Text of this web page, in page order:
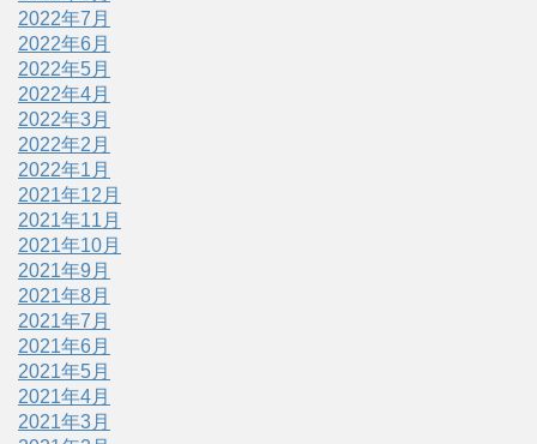
2022年7月
2022年6月
2022年5月
2022年4月
2022年3月
2022年2月
2022年1月
2021年12月
2021年11月
2021年10月
2021年9月
2021年8月
2021年7月
2021年6月
2021年5月
2021年4月
2021年3月